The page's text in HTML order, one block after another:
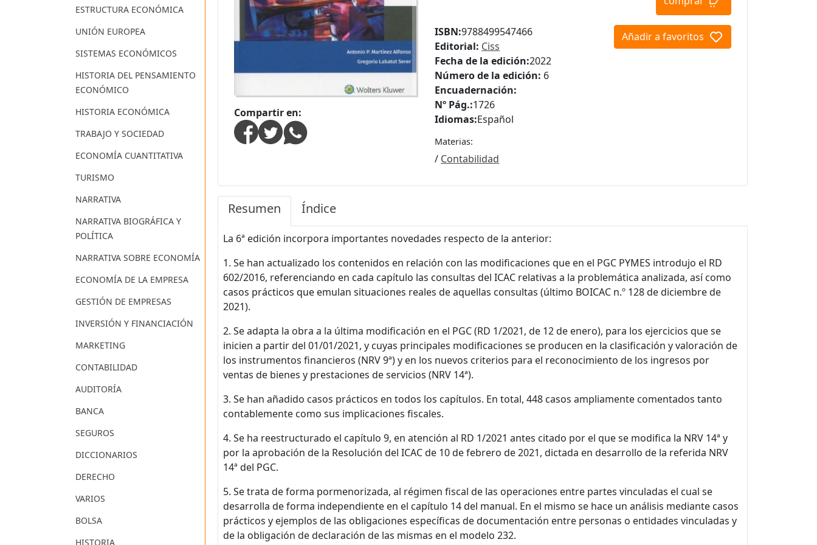
ESTRUCTURA ECONÓMICA
UNIÓN EUROPEA
SISTEMAS ECONÓMICOS
HISTORIA DEL PENSAMIENTO
ECONÓMICO
HISTORIA ECONÓMICA
TRABAJO Y SOCIEDAD
ECONOMÍA CUANTITATIVA
TURISMO
NARRATIVA
NARRATIVA BIOGRÁFICA Y
POLÍTICA
NARRATIVA SOBRE ECONOMÍA
ECONOMÍA DE LA EMPRESA
GESTIÓN DE EMPRESAS
INVERSIÓN Y FINANCIACIÓN
MARKETING
CONTABILIDAD
AUDITORÍA
BANCA
SEGUROS
DICCIONARIOS
DERECHO
VARIOS
BOLSA
HISTORIA
Compartir en:
Añadir a favoritos
ISBN:9788499547466
Editorial: Ciss
Fecha de la edición:2022
Número de la edición: 6
Encuadernación:
Nº Pág.:1726
Idiomas:Español
Materias:
/ Contabilidad
Resumen Índice
La 6ª edición incorpora importantes novedades respecto de la anterior:
1. Se han actualizado los contenidos en relación con las modificaciones que en el PGC PYMES introdujo el RD
602/2016, referenciando en cada capítulo las consultas del ICAC relativas a la problemática analizada, así como
casos prácticos que emulan situaciones reales de aquellas consultas (último BOICAC n.º 128 de diciembre de
2021).
2. Se adapta la obra a la última modificación en el PGC (RD 1/2021, de 12 de enero), para los ejercicios que se
inicien a partir del 01/01/2021, y cuyas principales modificaciones se producen en la clasificación y valoración de
los instrumentos financieros (NRV 9ª) y en los nuevos criterios para el reconocimiento de los ingresos por
ventas de bienes y prestaciones de servicios (NRV 14ª).
3. Se han añadido casos prácticos en todos los capítulos. En total, 448 casos ampliamente comentados tanto
contablemente como sus implicaciones fiscales.
4. Se ha reestructurado el capítulo 9, en atención al RD 1/2021 antes citado por el que se modifica la NRV 14ª y
por la aprobación de la Resolución del ICAC de 10 de febrero de 2021, dictada en desarrollo de la referida NRV
14ª del PGC.
5. Se trata de forma pormenorizada, al régimen fiscal de las operaciones entre partes vinculadas el cual se
desarrolla de forma independiente en el capítulo 14 del manual. En el mismo se hace un análisis mediante casos
prácticos y ejemplos de las obligaciones específicas de documentación entre personas o entidades vinculadas y
de la obligación de declaración de las mismas en el modelo 232.